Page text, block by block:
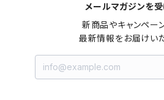
メールマガジンを
新商品やキャンペー
最新情報をお届けいた